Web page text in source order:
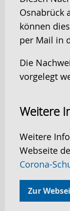
Osnabrück
können
per Mail in
Die
vorgelegt
Weitere
Weitere
Webseite
Corona-
Zur